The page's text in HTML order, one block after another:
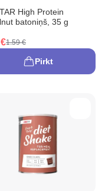
High Protein
batoniņš, 35 g
1.59 €
Pirkt